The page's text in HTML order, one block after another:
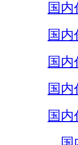
国
国
国
国
国内